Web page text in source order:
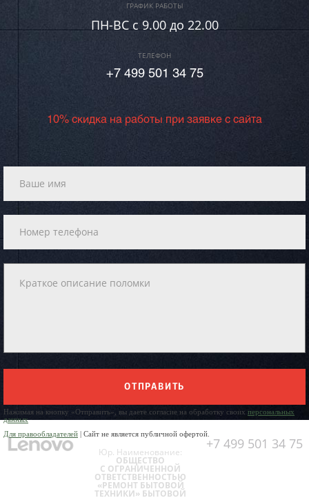
ГРАФИК РАБОТЫ
ПН-ВC c 9.00 до 22.00
ТЕЛЕФОН
+7 499 501 34 75
10% скидка на работы при заявке с сайта
ОТПРАВИТЬ
Нажимая на кнопку «Отправить», вы даете согласие на обработку своих персональных
данных
Для правообладателей | Сайт не является публичной офертой.
+7 499 501 34 75
Юр. Наименование:
ОБЩЕСТВО
С ОГРАНИЧЕННОЙ
ОТВЕТСТВЕННОСТЬЮ
«РЕМОНТ БЫТОВОЙ
ТЕХНИКИ» БЫТОВОЙ